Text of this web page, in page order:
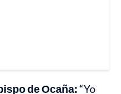
de Ocaña:“Yo